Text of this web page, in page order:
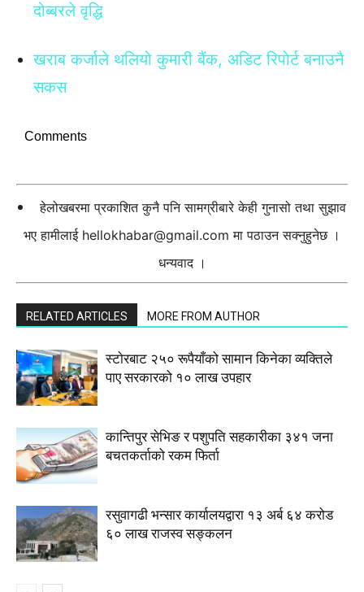
दोब्बरले वृद्धि
खराब कर्जाले थलियो कुमारी बैंक, अडिट रिपोर्ट बनाउनै
सकस
Comments
हेलोखबरमा प्रकाशित कुनै पनि सामग्रीबारे केही गुनासो तथा सुझाव
भए हामीलाई hellokhabar@gmail.com मा पठाउन सक्नुहुनेछ ।
धन्यवाद ।
RELATED ARTICLES MORE FROM AUTHOR
स्टाेरबाट २५० रूपैयाँको सामान किनेका व्यक्तिले
पाए सरकारको १० लाख उपहार
कान्तिपुर सेभिङ र पशुपति सहकारीका ३४१ जना
बचतकर्ताको रकम फिर्ता
रसुवागढी भन्सार कार्यालयद्वारा १३ अर्ब ६४ करोड
६० लाख राजस्व सङ्कलन